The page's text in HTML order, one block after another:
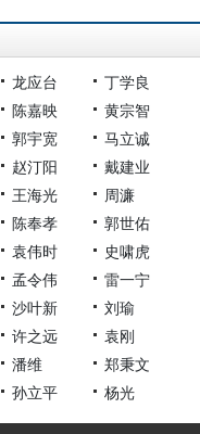
龙应台
丁学良
陈嘉映
黄宗智
郭宇宽
马立诚
赵汀阳
戴建业
王海光
周濂
陈奉孝
郭世佑
袁伟时
史啸虎
孟令伟
雷一宁
沙叶新
刘瑜
许之远
袁刚
潘维
郑秉文
孙立平 杨光